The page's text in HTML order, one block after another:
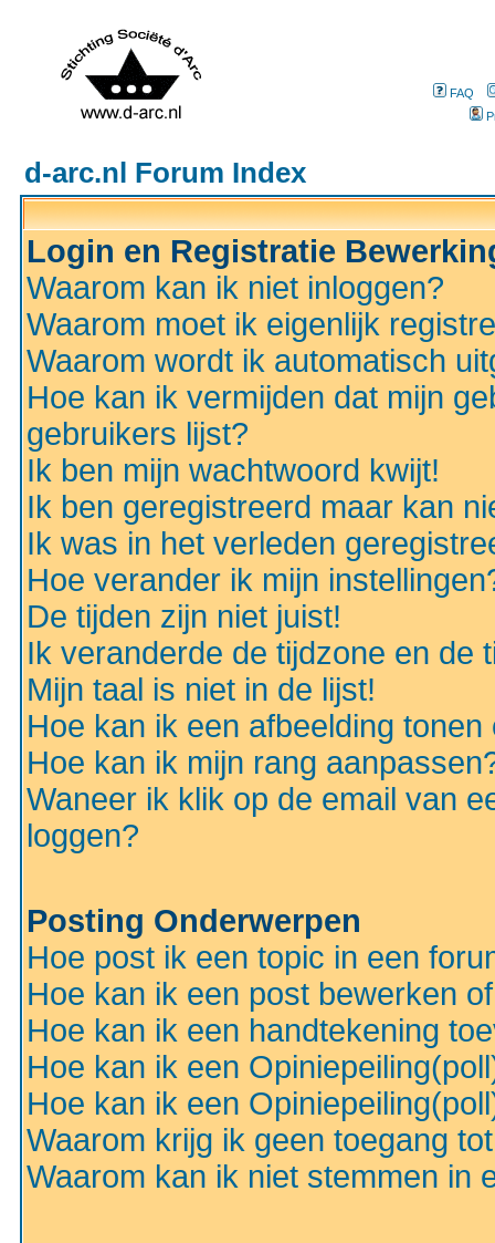
FAQ
d-arc.nl Forum Index
Login en Registratie
Waarom kan ik niet inloggen?
Waarom moet ik eigenlijk
Waarom wordt ik automatisch
Hoe kan ik vermijden dat mijn
gebruikers lijst?
Ik ben mijn wachtwoord kwijt!
Ik ben geregistreerd maar kan
Ik was in het verleden
Hoe verander ik mijn
De tijden zijn niet juist!
Ik veranderde de tijdzone en de
Mijn taal is niet in de lijst!
Hoe kan ik een afbeelding
Hoe kan ik mijn rang
Waneer ik klik op de email van
loggen?
Posting Onderwerpen
Hoe post ik een topic in een
Hoe kan ik een post bewerken
Hoe kan ik een handtekening
Hoe kan ik een
Hoe kan ik een
Waarom krijg ik geen toegang
Waarom kan ik niet stemmen in